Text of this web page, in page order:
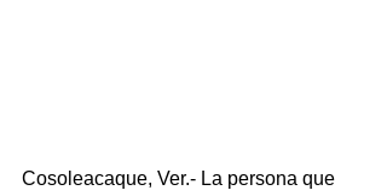
Cosoleacaque, Ver.- La persona que